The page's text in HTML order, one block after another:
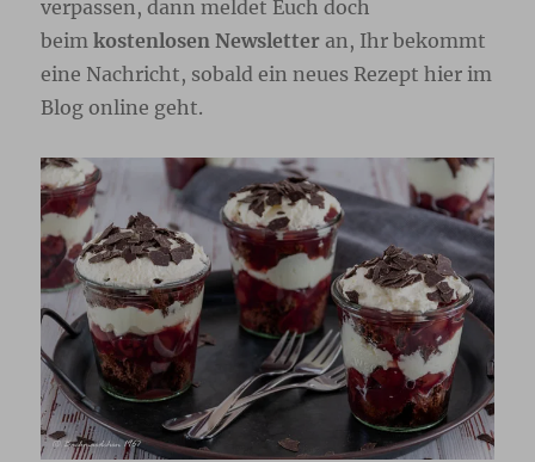
verpassen, dann meldet Euch doch
beimkostenlosen Newsletter an, Ihr bekommt
eine Nachricht, sobald ein neues Rezept hier im
Blog online geht.